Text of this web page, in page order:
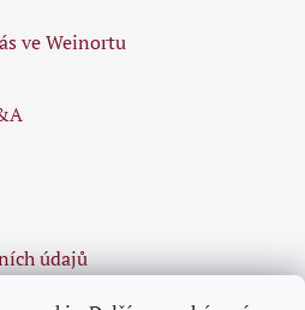
ve Weinortu
údajů